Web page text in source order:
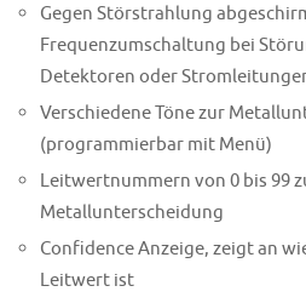
Gegen Störstrahlung
Frequenzumschaltung bei
Detektoren oder
Verschiedene Töne zur
(programmierbar mit Menü)
Leitwertnummern von 0 bis 99
Metallunterscheidung
Confidence Anzeige, zeigt an
Leitwert ist